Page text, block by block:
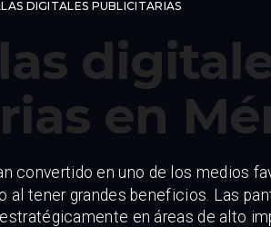
DIGITALES PUBLICITARIAS
en
convertido en uno de los medios
al tener grandes beneficios. Las
en áreas de alto